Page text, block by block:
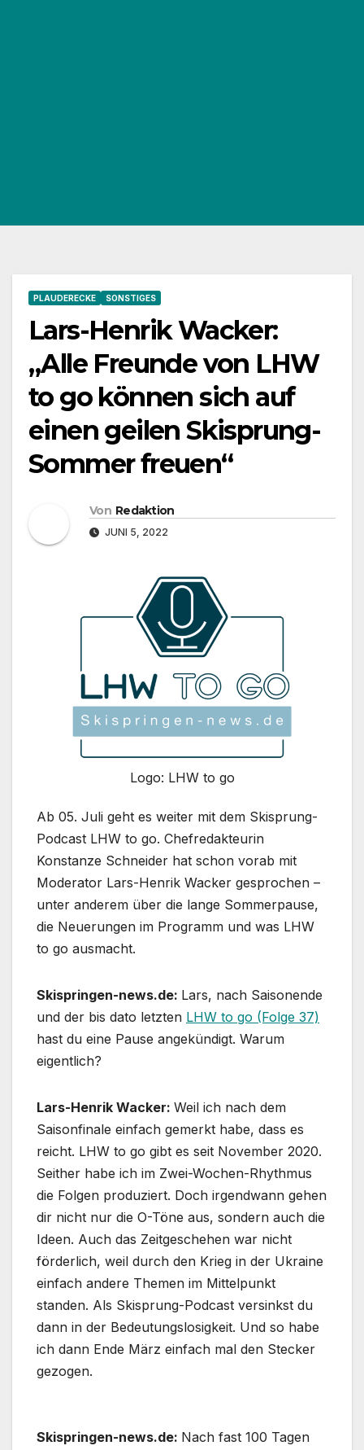
PLAUDERECKE SONSTIGES
Lars-Henrik Wacker:
„Alle Freunde von LHW
to go können sich auf
einen geilen Skisprung-
Sommer freuen“
Von Redaktion
JUNI 5, 2022
Logo: LHW to go
Ab 05. Juli geht es weiter mit dem Skisprung-
Podcast LHW to go. Chefredakteurin
Konstanze Schneider hat schon vorab mit
Moderator Lars-Henrik Wacker gesprochen –
unter anderem über die lange Sommerpause,
die Neuerungen im Programm und was LHW
to go ausmacht.
Skispringen-news.de: Lars, nach Saisonende
und der bis dato letzten LHW to go (Folge 37)
hast du eine Pause angekündigt. Warum
eigentlich?
Lars-Henrik Wacker: Weil ich nach dem
Saisonfinale einfach gemerkt habe, dass es
reicht. LHW to go gibt es seit November 2020.
Seither habe ich im Zwei-Wochen-Rhythmus
die Folgen produziert. Doch irgendwann gehen
dir nicht nur die O-Töne aus, sondern auch die
Ideen. Auch das Zeitgeschehen war nicht
förderlich, weil durch den Krieg in der Ukraine
einfach andere Themen im Mittelpunkt
standen. Als Skisprung-Podcast versinkst du
dann in der Bedeutungslosigkeit. Und so habe
ich dann Ende März einfach mal den Stecker
gezogen.
Skispringen-news.de: Nach fast 100 Tagen